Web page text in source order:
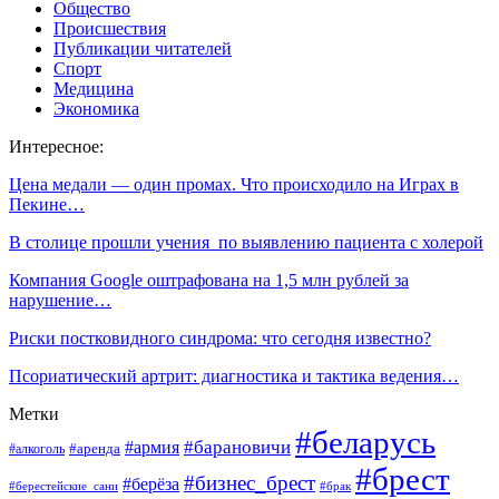
Общество
Происшествия
Публикации читателей
Спорт
Медицина
Экономика
Интересное:
Цена медали — один промах. Что происходило на Играх в
Пекине…
В столице прошли учения по выявлению пациента с холерой
Компания Google оштрафована на 1,5 млн рублей за
нарушение…
Риски постковидного синдрома: что сегодня известно?
Псориатический артрит: диагностика и тактика ведения…
Метки
#алкоголь #аренда #армия #барановичи #беларусь
#берестейские_сани #берёза #бизнес_брест #брак #брест